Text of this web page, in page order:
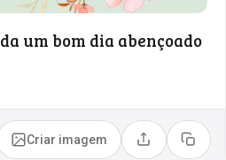
um bom dia abençoado
Criar imagem Compartilhar
Copiar